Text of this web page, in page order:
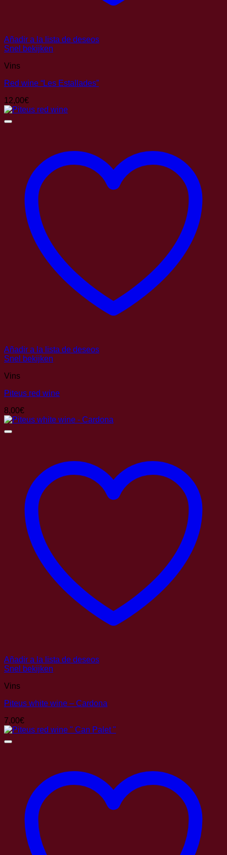
Añadir a la lista de deseos
Snel bekijken
Vins
Red wine “Les Estallades”
12,00€
Añadir a la lista de deseos
Snel bekijken
Vins
Piteus red wine
8,00€
Añadir a la lista de deseos
Snel bekijken
Vins
Piteus white wine – Cardona
7,00€